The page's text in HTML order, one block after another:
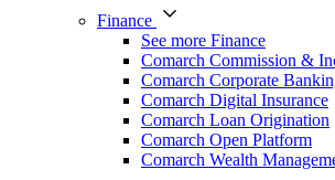
Finance
See more Finance
Comarch Commission &
Comarch Corporate
Comarch Digital Insurance
Comarch Loan Origination
Comarch Open Platform
Comarch Wealth